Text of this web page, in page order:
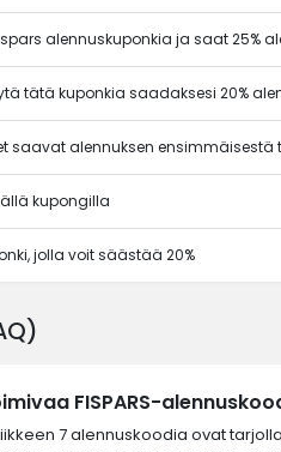
alennuskuponkia ja saat 25%
tätä kuponkia saadaksesi 20%
saavat alennuksen
kupongilla
jolla voit säästää 20%
FISPARS-
7 alennuskoodia ovat